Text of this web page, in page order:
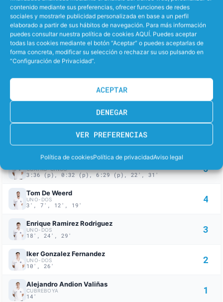
contenido mediante sus preferencias, ofrecer funciones de redes
sociales y mostrarle publicidad personalizada en base a un perfil
elaborado a partir de sus hábitos de navegación. Para más información
puedes consultar nuestra política de cookies AQUÍ. Puedes aceptar
todas las cookies mediante el botón “Aceptar” o puedes aceptarlas de
forma concreta, modificar su selección o rechazar su uso pulsando en
“Configuración de Privacidad”.
ACEPTAR
DENEGAR
VER PREFERENCIAS
Política de cookiesPolítica de privacidadAviso legal
MINUTOS JUGADOS
JORGE 33.4
ORTEGA GARCIA
ALVARO 39.0
GARCIA HERNANDEZ
EDGAR 51.5
ESTEVEZ RODRIGUEZ
GOLES DEL PARTIDO
TEN
CUATRO-CINCO
3:36 (p), 0:32 (p), 6:29 (p), 22', 31'
5
Tom De Weerd
UNO-DOS
3', 7', 12', 19'
4
Enrique Ramirez Rodriguez
UNO-DOS
18', 24', 29'
3
Iker Gonzalez Fernandez
UNO-DOS
10', 26'
2
Alejandro Andion Valiñas
CUBREBOYA
14'
1